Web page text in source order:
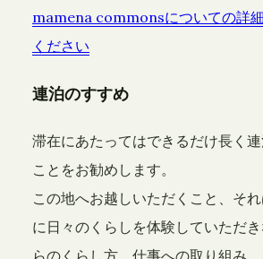
mamena commonsについての詳
ください
連泊のすすめ
滞在にあたってはできるだけ長く連
ことをお勧めします。
この地へお越しいただくこと、そ
に日々のくらしを体験していただ